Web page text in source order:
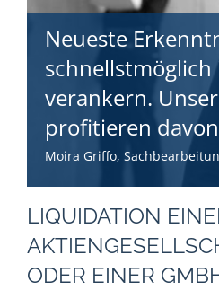
Neueste
schnellstmöglich
verankern.
profitieren
Moira Griffo,
LIQUIDATION
ODER EINER